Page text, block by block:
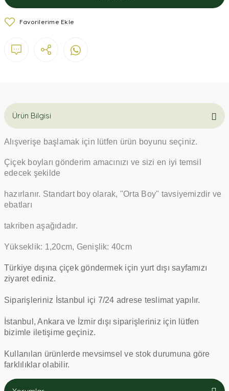
Ürün Bilgisi
Alışverişe başlamak için lütfen ürün boyunu seçiniz.
Çiçek boyları gönderim amacınızı ve sizi en iyi temsil
edecek şekilde
hazırlanır. Standart boy olarak, "Orta Boy" tavsiyemizdir ve
ebatları
takriben aşağıdadır.
Yükseklik: 1,20cm, Genişlik: 40cm
Türkiye dışına çiçek göndermek için yurt dışı sayfamızı
ziyaret ediniz.
Siparişleriniz İstanbul içi 7/24 adrese teslimat yapılır.
İstanbul, Ankara ve İzmir dışı siparişleriniz için lütfen
bizimle iletişime geçiniz.
Kullanılan ürünlerde mevsimsel ve stok durumuna göre
farklılıklar olabilir.